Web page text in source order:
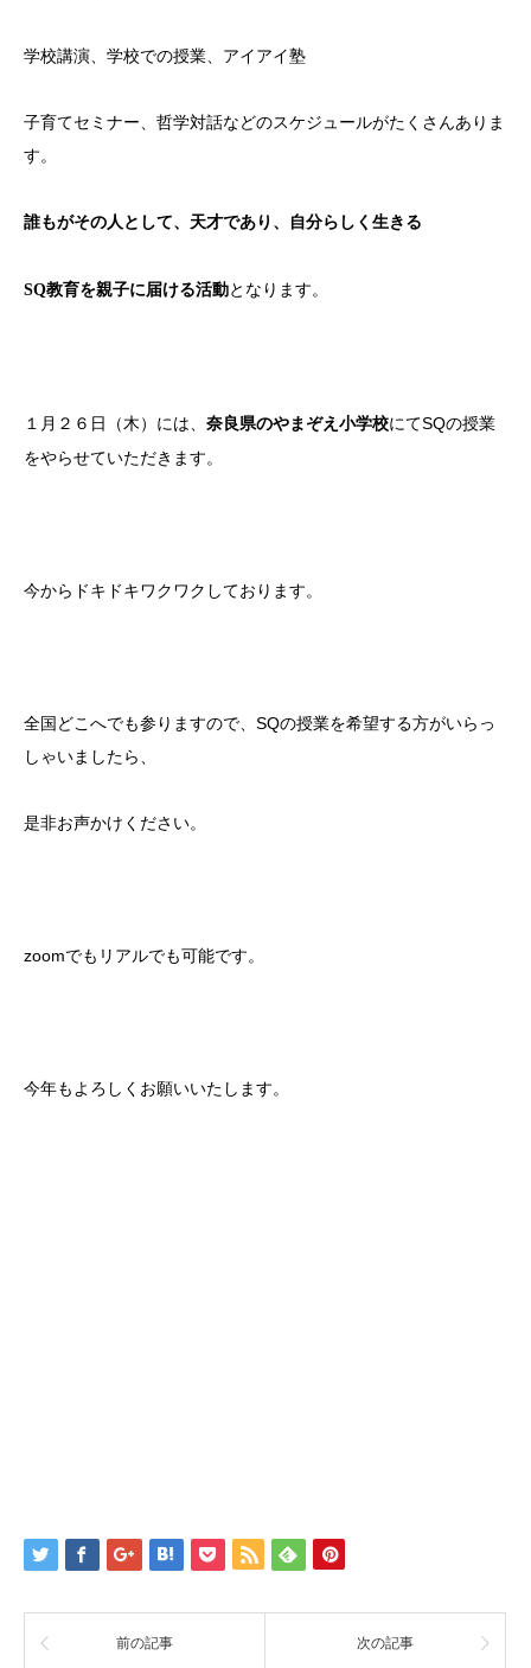
学校講演、学校での授業、アイアイ塾
子育てセミナー、哲学対話などのスケジュールがたくさんありま
す。
誰もがその人として、天才であり、自分らしく生きる
SQ教育を親子に届ける活動となります。
１月２６日（木）には、 奈良県のやまぞえ小学校にてSQの授業
をやらせていただきます。
今からドキドキワクワクしております。
全国どこへでも参りますので、SQの授業を希望する方がいらっ
しゃいましたら、
是非お声かけください。
zoomでもリアルでも可能です。
今年もよろしくお願いいたします。
前の記事 次の記事